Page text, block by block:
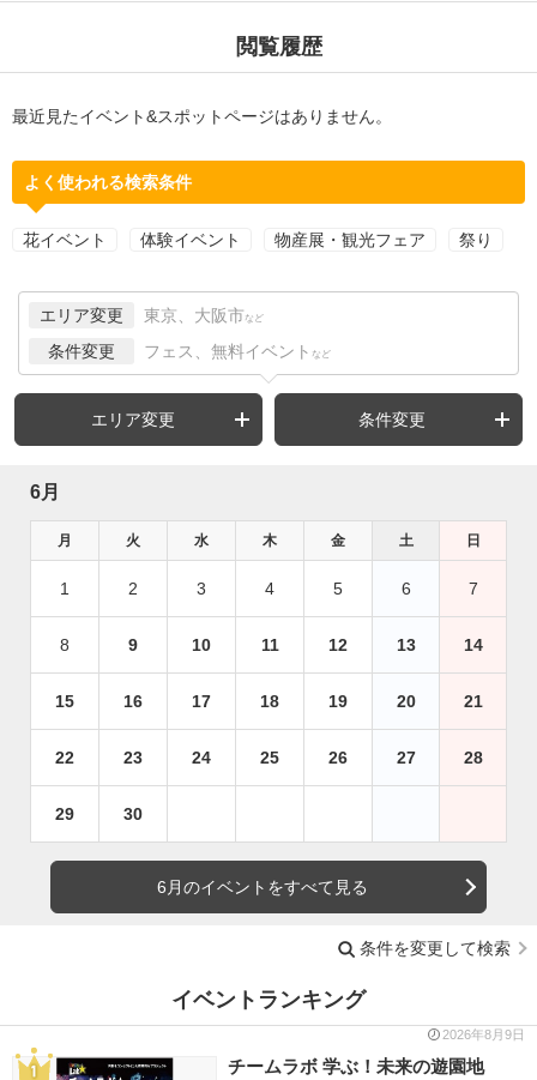
閲覧履歴
最近見たイベント&スポットページはありません。
よく使われる検索条件
花イベント 体験イベント 物産展・観光フェア 祭り
エリア変更 東京、大阪市 など
条件変更 フェス、無料イベント など
エリア変更 条件変更
6月
月 火 水 木 金 土 日
1 2 3 4 5 6 7
8 9 10 11 12 13 14
15 16 17 18 19 20 21
22 23 24 25 26 27 28
29 30
6月のイベントをすべて見る
条件を変更して検索
イベントランキング
2026年8月9日
チームラボ 学ぶ！未来の遊園地